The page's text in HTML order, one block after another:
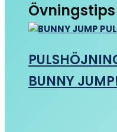
Övningstips
BUNNY